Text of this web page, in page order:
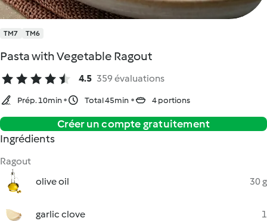
TM7 TM6
Pasta with Vegetable Ragout
4.5 359 évaluations
Prép. 10min Total 45min 4 portions
Créer un compte gratuitement
Ingrédients
Ragout
olive oil
30 g
garlic clove 1